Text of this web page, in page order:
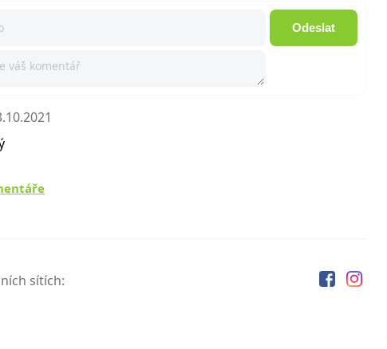
Odeslat
sítích: